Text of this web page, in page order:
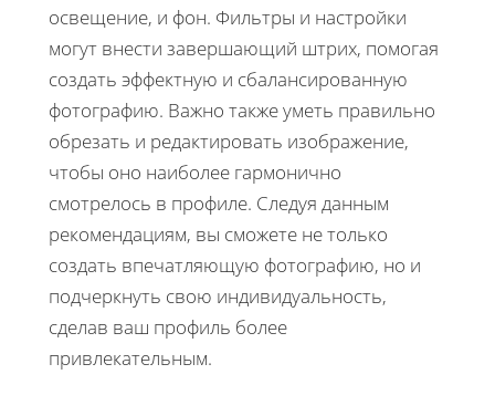
освещение, и фон. Фильтры и настройки
могут внести завершающий штрих, помогая
создать эффектную и сбалансированную
фотографию. Важно также уметь правильно
обрезать и редактировать изображение,
чтобы оно наиболее гармонично
смотрелось в профиле. Следуя данным
рекомендациям, вы сможете не только
создать впечатляющую фотографию, но и
подчеркнуть свою индивидуальность,
сделав ваш профиль более
привлекательным.